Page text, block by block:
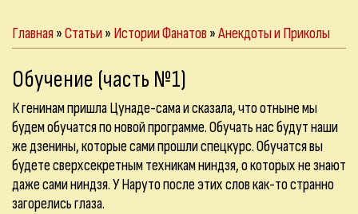
Главная»Статьи» Истории Фанатов »Анекдоты и Приколы
Обучение (часть №1)
К генинам пришла Цунаде-сама и сказала, что отныне мы
будем обучатся по новой программе. Обучать нас будут наши
же дзенины, которые сами прошли спецкурс. Обучатся вы
будете сверхсекретным техникам ниндзя, о которых не знают
даже сами ниндзя. У Наруто после этих слов как-то странно
загорелись глаза.